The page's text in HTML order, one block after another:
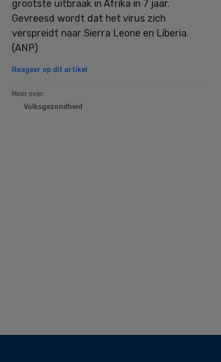
grootste uitbraak in Afrika in 7 jaar.
Gevreesd wordt dat het virus zich
verspreidt naar Sierra Leone en Liberia.
(ANP)
Reageer op dit artikel
Meer over:
Volksgezondheid